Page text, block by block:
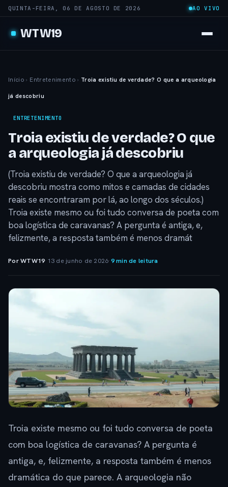
QUINTA-FEIRA, 06 DE AGOSTO DE 2026 AO VIVO
WTW19
Início › Entretenimento › Troia existiu de verdade? O que a arqueologia
já descobriu
ENTRETENIMENTO
Troia existiu de verdade? O que
a arqueologia já descobriu
(Troia existiu de verdade? O que a arqueologia já
descobriu mostra como mitos e camadas de cidades
reais se encontraram por lá, ao longo dos séculos.)
Troia existe mesmo ou foi tudo conversa de poeta com
boa logística de caravanas? A pergunta é antiga, e,
felizmente, a resposta também é menos dramát
Por WTW19· 13 de junho de 2026·9 min de leitura
Troia existe mesmo ou foi tudo conversa de poeta
com boa logística de caravanas? A pergunta é
antiga, e, felizmente, a resposta também é menos
dramática do que parece. A arqueologia não